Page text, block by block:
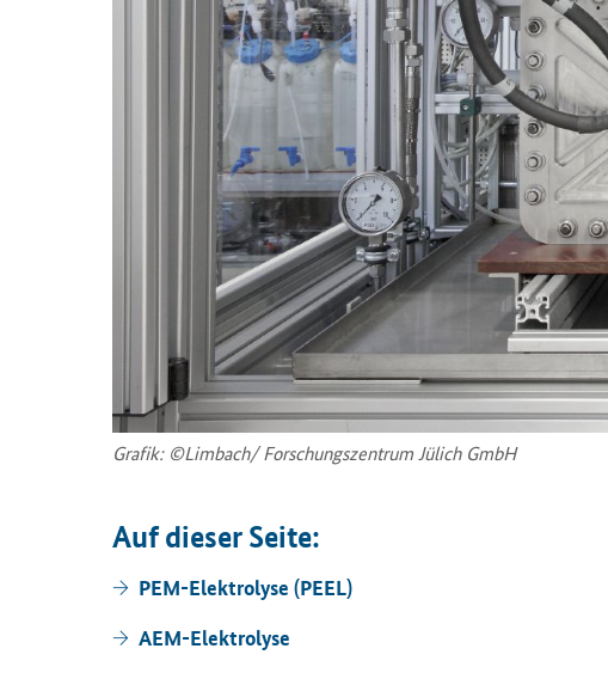
Gra­fik: ©Lim­bach/ For­schungs­zen­trum Jü­lich GmbH
Auf die­ser Seite:
PEM-​Elektrolyse (PEEL)
AEM-​Elektrolyse